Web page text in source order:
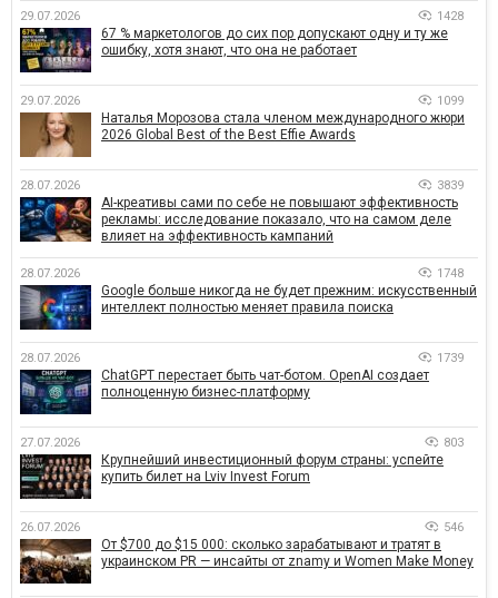
29.07.2026 1428
67 % маркетологов до сих пор допускают одну и ту же
ошибку, хотя знают, что она не работает
29.07.2026 1099
Наталья Морозова стала членом международного жюри
2026 Global Best of the Best Effie Awards
28.07.2026 3839
AI-креативы сами по себе не повышают эффективность
рекламы: исследование показало, что на самом деле
влияет на эффективность кампаний
28.07.2026 1748
Google больше никогда не будет прежним: искусственный
интеллект полностью меняет правила поиска
28.07.2026 1739
ChatGPT перестает быть чат-ботом. OpenAI создает
полноценную бизнес-платформу
27.07.2026 803
Крупнейший инвестиционный форум страны: успейте
купить билет на Lviv Invest Forum
26.07.2026 546
От $700 до $15 000: сколько зарабатывают и тратят в
украинском PR — инсайты от znamy и Women Make Money